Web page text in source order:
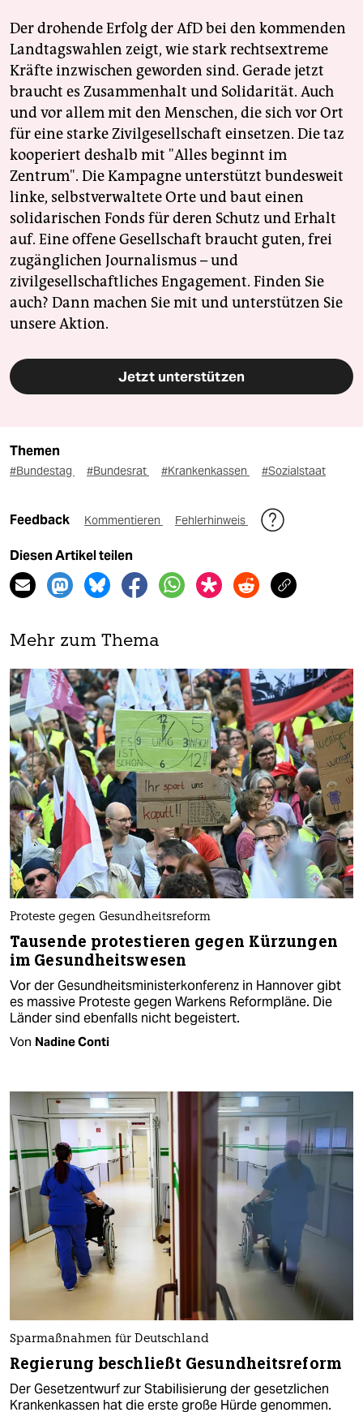
Der drohende Erfolg der AfD bei den kommenden
Landtagswahlen zeigt, wie stark rechtsextreme
Kräfte inzwischen geworden sind. Gerade jetzt
braucht es Zusammenhalt und Solidarität. Auch
und vor allem mit den Menschen, die sich vor Ort
für eine starke Zivilgesellschaft einsetzen. Die taz
kooperiert deshalb mit "Alles beginnt im
Zentrum". Die Kampagne unterstützt bundesweit
linke, selbstverwaltete Orte und baut einen
solidarischen Fonds für deren Schutz und Erhalt
auf. Eine offene Gesellschaft braucht guten, frei
zugänglichen Journalismus – und
zivilgesellschaftliches Engagement. Finden Sie
auch? Dann machen Sie mit und unterstützen Sie
unsere Aktion.
Jetzt unterstützen
Themen
#Bundestag #Bundesrat #Krankenkassen #Sozialstaat
Feedback Kommentieren Fehlerhinweis
Diesen Artikel teilen
Mehr zum Thema
Proteste gegen Gesundheitsreform
Tausende protestieren gegen Kürzungen
im Gesundheitswesen
Vor der Gesundheitsministerkonferenz in Hannover gibt
es massive Proteste gegen Warkens Reformpläne. Die
Länder sind ebenfalls nicht begeistert.
Von Nadine Conti
Sparmaßnahmen für Deutschland
Regierung beschließt Gesundheitsreform
Der Gesetzentwurf zur Stabilisierung der gesetzlichen
Krankenkassen hat die erste große Hürde genommen.